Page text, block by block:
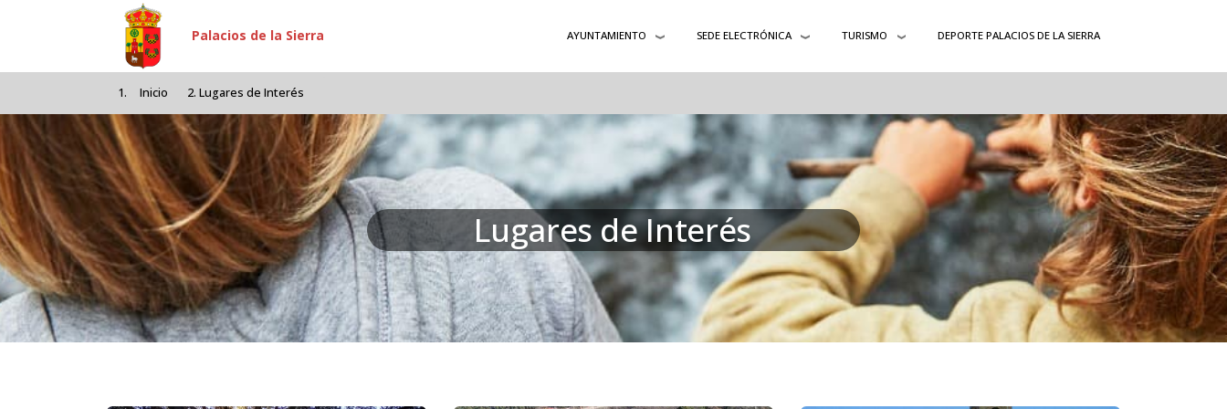
Pasar al contenido principal
Palacios de la Sierra AYUNTAMIENTO SEDE ELECTRÓNICA TURISMO DEPORTE PALACIOS DE LA SIERRA
Inicio Lugares de Interés
Lugares de Interés